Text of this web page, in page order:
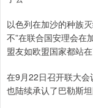
以色列在加沙的种族
不”在联合国安理会在
盟友如欧盟国家都站
在9月22日召开联大
也陆续承认了巴勒斯坦